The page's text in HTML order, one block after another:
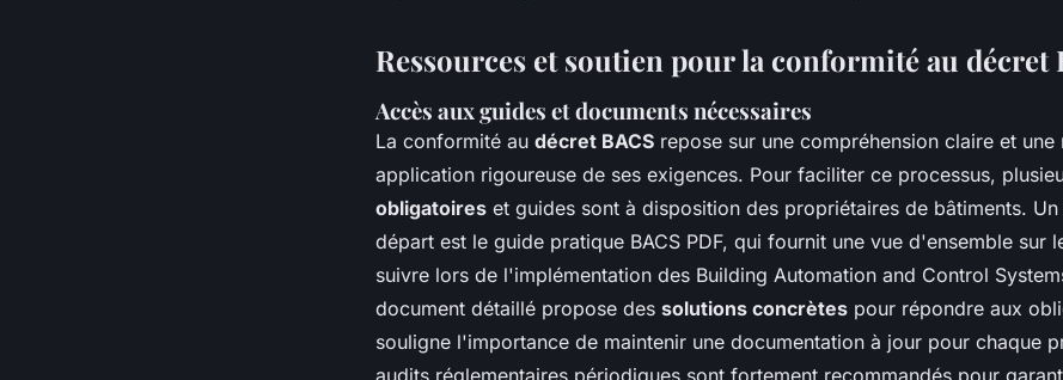
Ressources et soutien pour la conformité au décret
Accès aux guides et documents nécessaires
La conformité au décret BACS repose sur une compréhension claire et une
application rigoureuse de ses exigences. Pour faciliter ce processus,
obligatoires et guides sont à disposition des propriétaires de bâtiments.
départ est le guide pratique BACS PDF, qui fournit une vue d'ensemble sur
suivre lors de l'implémentation des Building Automation and Control
document détaillé propose des solutions concrètes pour répondre aux
souligne l'importance de maintenir une documentation à jour pour chaque
audits réglementaires périodiques sont fortement recommandés pour